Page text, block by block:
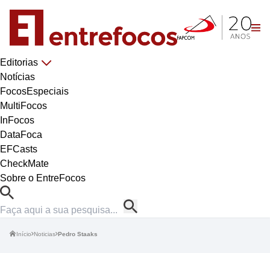
Editorias
Notícias
FocosEspeciais
MultiFocos
InFocos
DataFoca
EFCasts
CheckMate
Sobre o EntreFocos
Início Noticias Pedro Staaks